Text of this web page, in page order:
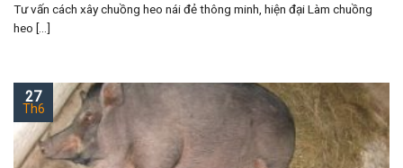
Tư vấn cách xây chuồng heo nái đẻ thông minh, hiện đại Làm chuồng
heo [...]
27
Th6